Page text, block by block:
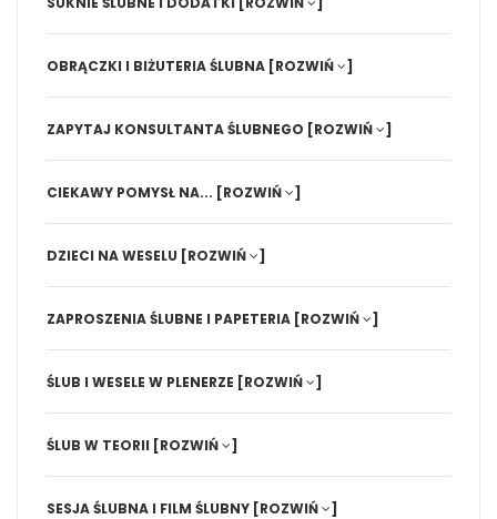
OBRĄCZKI I BIŻUTERIA ŚLUBNA [ROZWIŃ ]
ZAPYTAJ KONSULTANTA ŚLUBNEGO [ROZWIŃ ]
CIEKAWY POMYSŁ NA... [ROZWIŃ ]
DZIECI NA WESELU [ROZWIŃ ]
ZAPROSZENIA ŚLUBNE I PAPETERIA [ROZWIŃ ]
ŚLUB I WESELE W PLENERZE [ROZWIŃ ]
ŚLUB W TEORII [ROZWIŃ ]
SESJA ŚLUBNA I FILM ŚLUBNY [ROZWIŃ ]